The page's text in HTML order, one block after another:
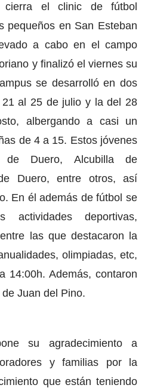
el clinic de fútbol
pequeños en San Esteban
a cabo en el campo
y finalizó el viernes su
se desarrolló en dos
al 25 de julio y la del 28
albergando a casi un
de 4 a 15. Estos jóvenes
Duero, Alcubilla de
Duero, entre otros, así
En él además de fútbol se
actividades deportivas,
las que destacaron la
olimpiadas, etc,
14:00h. Además, contaron
Juan del Pino.
su agradecimiento a
y familias por la
que están teniendo